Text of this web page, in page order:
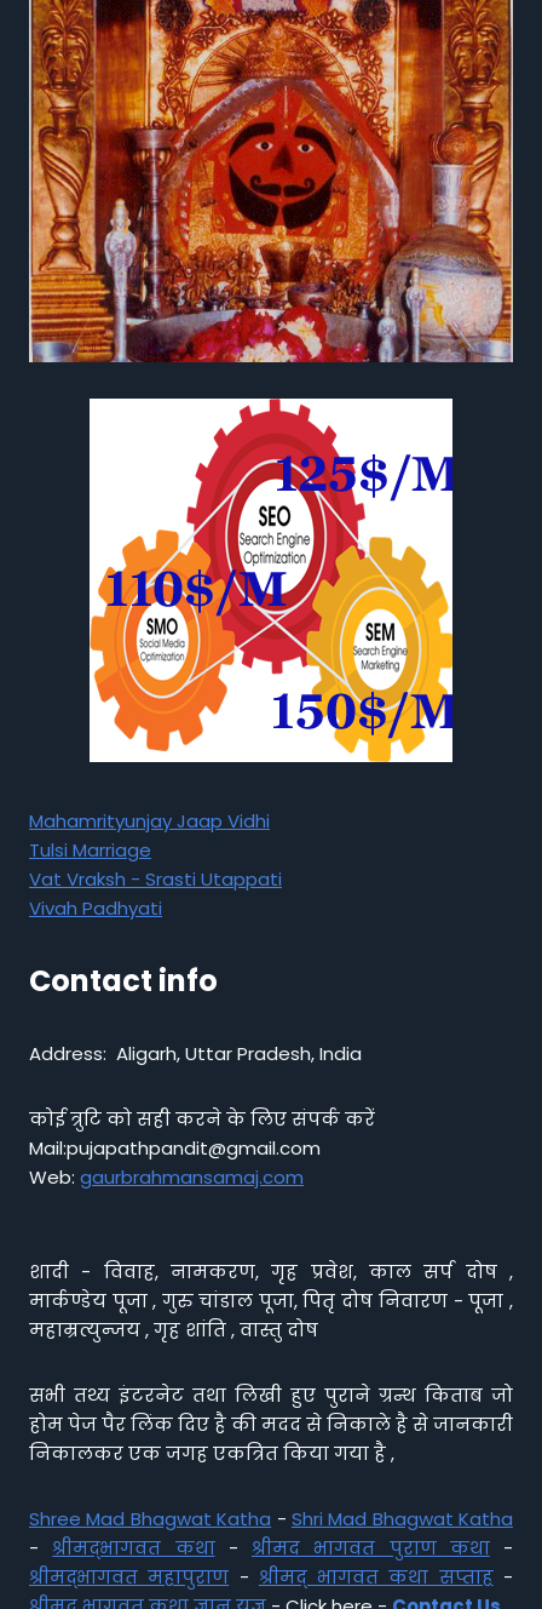
Mahamrityunjay Jaap Vidhi
Tulsi Marriage
Vat Vraksh - Srasti Utappati
Vivah Padhyati
Contact info
Address: Aligarh, Uttar Pradesh, India
कोई त्रुटि को सही करने के लिए संपर्क करें
Mail:pujapathpandit@gmail.com
Web: gaurbrahmansamaj.com
शादी - विवाह, नामकरण, गृह प्रवेश, काल सर्प दोष ,
मार्कण्डेय पूजा , गुरु चांडाल पूजा, पितृ दोष निवारण - पूजा ,
महाम्रत्युन्जय , गृह शांति , वास्तु दोष
सभी तथ्य इंटरनेट तथा लिखी हुए पुराने ग्रन्थ किताब जो
होम पेज पैर लिंक दिए है की मदद से निकाले है से जानकारी
निकालकर एक जगह एकत्रित किया गया है ,
Shree Mad Bhagwat Katha - Shri Mad Bhagwat Katha
- श्रीमद्भागवत कथा- श्रीमद भागवत पुराण कथा-
श्रीमद्भागवत महापुराण - श्रीमद् भागवत कथा सप्ताह-